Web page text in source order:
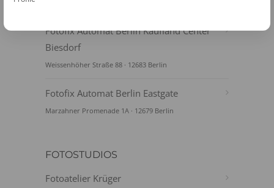
Fotofix Automat Berlin Kaufland Center
Biesdorf
Weissenhöher Straße 88 · 12683 Berlin
Fotofix Automat Berlin Eastgate
Marzahner Promenade 1A · 12679 Berlin
FOTOSTUDIOS
Fotoatelier Krüger